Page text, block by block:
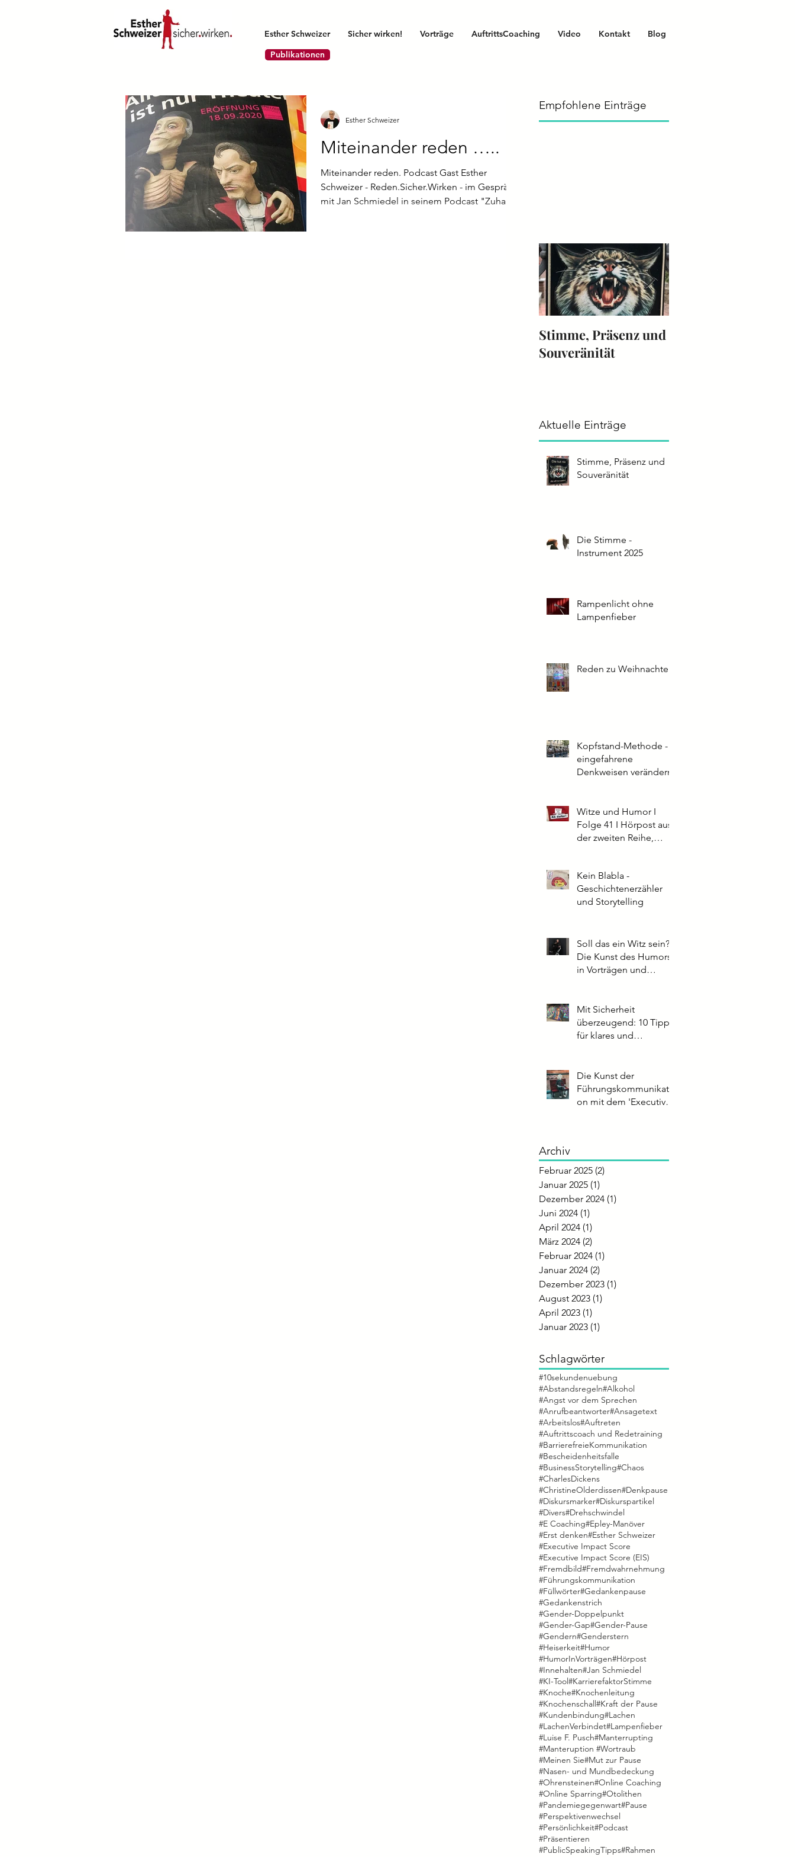
Esther Schweizer Sicher wirken! Vorträge AuftrittsCoaching Video Kontakt
Blog
Publikationen
Miteinander reden …..
Miteinander reden. Podcast Gast Esther
Schweizer - Reden.Sicher.Wirken - im Gespräch
mit Jan Schmiedel in seinem Podcast "Zuhause
Esther Schweizer
Empfohlene Einträge
Stimme, Präsenz und
Souveränität
Aktuelle Einträge
Stimme, Präsenz und
Souveränität
Die Stimme -
Instrument 2025
Rampenlicht ohne
Lampenfieber
Reden zu Weihnachten
Kopfstand-Methode -
eingefahrene
Denkweisen verändern
Witze und Humor I
Folge 41 I Hörpost aus
der zweiten Reihe,
Kein Blabla -
Geschichtenerzähler
und Storytelling
Soll das ein Witz sein?
Die Kunst des Humors
in Vorträgen und
Mit Sicherheit
überzeugend: 10 Tipps
für klares und
Die Kunst der
Führungskommunikati
on mit dem 'Executive
Archiv
Februar 2025 (2)
Januar 2025 (1)
Dezember 2024 (1)
Juni 2024 (1)
April 2024 (1)
März 2024 (2)
Februar 2024 (1)
Januar 2024 (2)
Dezember 2023 (1)
August 2023 (1)
April 2023 (1)
Januar 2023 (1)
Schlagwörter
#10sekundenuebung
#Abstandsregeln#Alkohol
#Angst vor dem Sprechen
#Anrufbeantworter#Ansagetext
#Arbeitslos#Auftreten
#Auftrittscoach und Redetraining
#BarrierefreieKommunikation
#Bescheidenheitsfalle
#BusinessStorytelling#Chaos
#CharlesDickens
#ChristineOlderdissen#Denkpause
#Diskursmarker#Diskurspartikel
#Divers#Drehschwindel
#E Coaching#Epley-Manöver
#Erst denken#Esther Schweizer
#Executive Impact Score
#Executive Impact Score (EIS)
#Fremdbild#Fremdwahrnehmung
#Führungskommunikation
#Füllwörter#Gedankenpause
#Gedankenstrich
#Gender-Doppelpunkt
#Gender-Gap#Gender-Pause
#Gendern#Genderstern
#Heiserkeit#Humor
#HumorInVorträgen#Hörpost
#Innehalten#Jan Schmiedel
#KI-Tool#KarrierefaktorStimme
#Knoche#Knochenleitung
#Knochenschall#Kraft der Pause
#Kundenbindung#Lachen
#LachenVerbindet#Lampenfieber
#Luise F. Pusch#Manterrupting
#Manteruption #Wortraub
#Meinen Sie#Mut zur Pause
#Nasen- und Mundbedeckung
#Ohrensteinen#Online Coaching
#Online Sparring#Otolithen
#Pandemiegegenwart#Pause
#Perspektivenwechsel
#Persönlichkeit#Podcast
#Präsentieren
#PublicSpeakingTipps#Rahmen